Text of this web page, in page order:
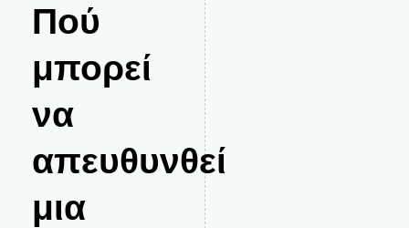
Πού
μπορεί
να
απευθυνθεί
μια